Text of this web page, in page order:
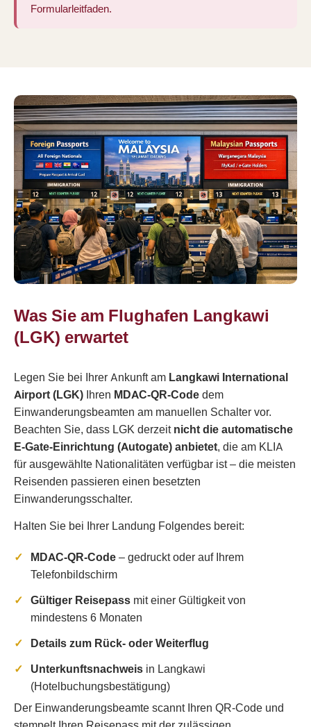
Formularleitfaden.
Was Sie am Flughafen Langkawi
(LGK) erwartet
Legen Sie bei Ihrer Ankunft am Langkawi International
Airport (LGK) Ihren MDAC-QR-Codedem
Einwanderungsbeamten am manuellen Schalter vor.
Beachten Sie, dass LGK derzeitnicht die automatische
E-Gate-Einrichtung (Autogate) anbietet, die am KLIA
für ausgewählte Nationalitäten verfügbar ist – die meisten
Reisenden passieren einen besetzten
Einwanderungsschalter.
Halten Sie bei Ihrer Landung Folgendes bereit:
MDAC-QR-Code– gedruckt oder auf Ihrem
Telefonbildschirm
Gültiger Reisepass mit einer Gültigkeit von
mindestens 6 Monaten
Details zum Rück- oder Weiterflug
Unterkunftsnachweis in Langkawi
(Hotelbuchungsbestätigung)
Der Einwanderungsbeamte scannt Ihren QR-Code und